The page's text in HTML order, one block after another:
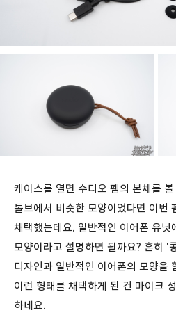
케이스를 열면 수디오 펨의 본체를
톨브에서 비슷한 모양이었다면 이번
채택했는데요. 일반적인 이어폰 유닛
모양이라고 설명하면 될까요? 흔히 '
디자인과 일반적인 이어폰의 모양을
이런 형태를 채택하게 된 건 마이크
하네요.